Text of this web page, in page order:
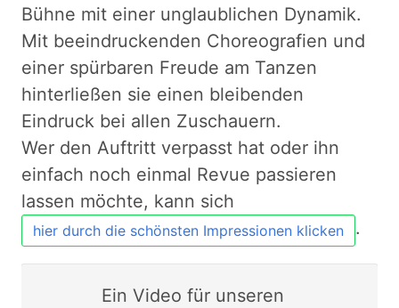
Bühne mit einer unglaublichen Dynamik.
Mit beeindruckenden Choreografien und
einer spürbaren Freude am Tanzen
hinterließen sie einen bleibenden
Eindruck bei allen Zuschauern.
Wer den Auftritt verpasst hat oder ihn
einfach noch einmal Revue passieren
lassen möchte, kann sich
hier durch die schönsten Impressionen klicken .
Ein Video für unseren